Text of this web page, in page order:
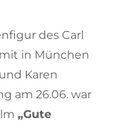
des Carl
in München
Karen
am 26.06. war
„Gute